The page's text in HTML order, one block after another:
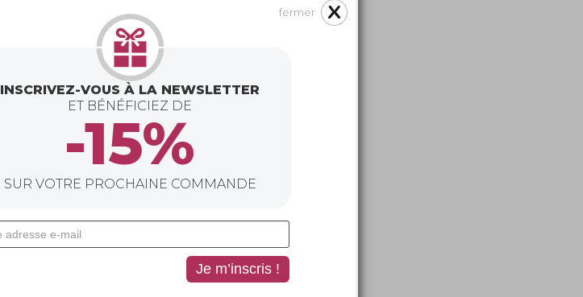
fermer
INSCRIVEZ-VOUS À LA NEWSLETTER
ET BÉNÉFICIEZ DE
-15%
SUR VOTRE PROCHAINE COMMANDE